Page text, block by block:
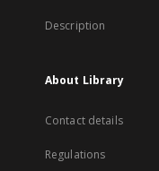
Description
About Library
Contact details
Regulations